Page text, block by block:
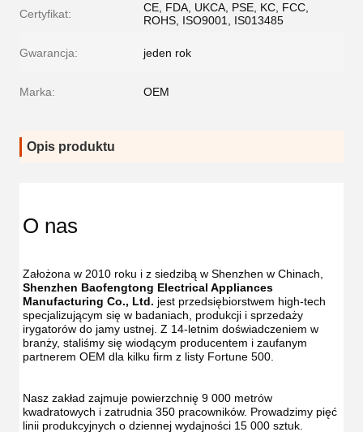
Certyfikat:
CE, FDA, UKCA, PSE, KC, FCC,
ROHS, ISO9001, IS013485
Gwarancja: jeden rok
Marka: OEM
Opis produktu
O nas
Shenzhen Baofengtong Electrical Appliances
Manufacturing Co., Ltd. jest przedsiębiorstwem high-tech
specjalizującym się w badaniach, produkcji i sprzedaży
irygatorów do jamy ustnej. Z 14-letnim doświadczeniem w
branży, staliśmy się wiodącym producentem i zaufanym
partnerem OEM dla kilku firm z listy Fortune 500.
Nasz zakład zajmuje powierzchnię 9 000 metrów
kwadratowych i zatrudnia 350 pracowników. Prowadzimy pięć
linii produkcyjnych o dziennej wydajności 15 000 sztuk.